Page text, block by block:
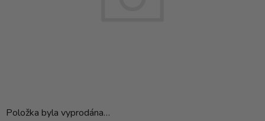
Položka byla vyprodána…